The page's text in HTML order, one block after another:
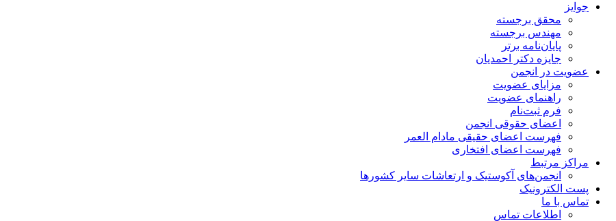
جوایز
محقق برجسته
مهندس برجسته
پایان‌نامه برتر
جایزه دکتر احمدیان
عضویت در انجمن
مزایای عضویت
راهنمای عضویت
فرم ثبت‌نام
اعضای حقوقی انجمن
فهرست اعضای حقیقی مادام‌ العمر
فهرست اعضای افتخاری
مراکز مرتبط
انجمن‌های آکوستیک و ارتعاشات سایر کشورها
پست الکترونیک
تماس با ما
اطلاعات تماس